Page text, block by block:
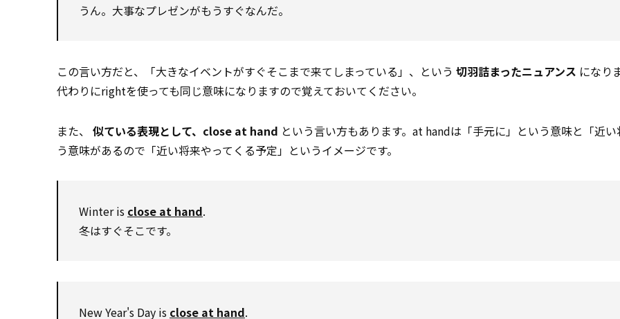
うん。大事なプレゼンがもうすぐなんだ。
この言い方だと、「大きなイベントがすぐそこまで来てしまっている」、という 切羽詰まったニュアンス になり
代わりにrightを使っても同じ意味になりますので覚えておいてください。
また、 似ている表現として、close at hand という言い方もあります。at handは「手元に」という意味と「近
う意味があるので「近い将来やってくる予定」というイメージです。
Winter is close at hand.
冬はすぐそこです。
New Year's Day is close at hand.